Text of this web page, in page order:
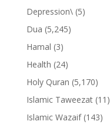
Depression\(5)
Dua (5,245)
Hamal (3)
Health (24)
Holy Quran (5,170)
Islamic Taweezat(11)
Islamic Wazaif(143)